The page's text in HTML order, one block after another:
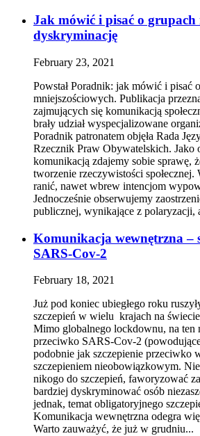
Jak mówić i pisać o
dyskryminację
February 23, 2021
Powstał Poradnik: jak mówić i pisać
mniejszościowych. Publikacja
zajmujących się komunikacją
brały udział wyspecjalizowane
Poradnik patronatem objęła Rada
Rzecznik Praw Obywatelskich. Jako
komunikacją zdajemy sobie sprawę,
tworzenie rzeczywistości społecznej.
ranić, nawet wbrew intencjom
Jednocześnie obserwujemy
publicznej, wynikające z polaryzacji,
Komunikacja wewnętrzna –
SARS-Cov-2
February 18, 2021
Już pod koniec ubiegłego roku
szczepień w wielu krajach na
Mimo globalnego lockdownu, na ten
przeciwko SARS-Cov-2
podobnie jak szczepienie przeciwko
szczepieniem nieobowiązkowym.
nikogo do szczepień, faworyzować
bardziej dyskryminować osób
jednak, temat obligatoryjnego
Komunikacja wewnętrzna odegra
Warto zauważyć, że już w grudniu...